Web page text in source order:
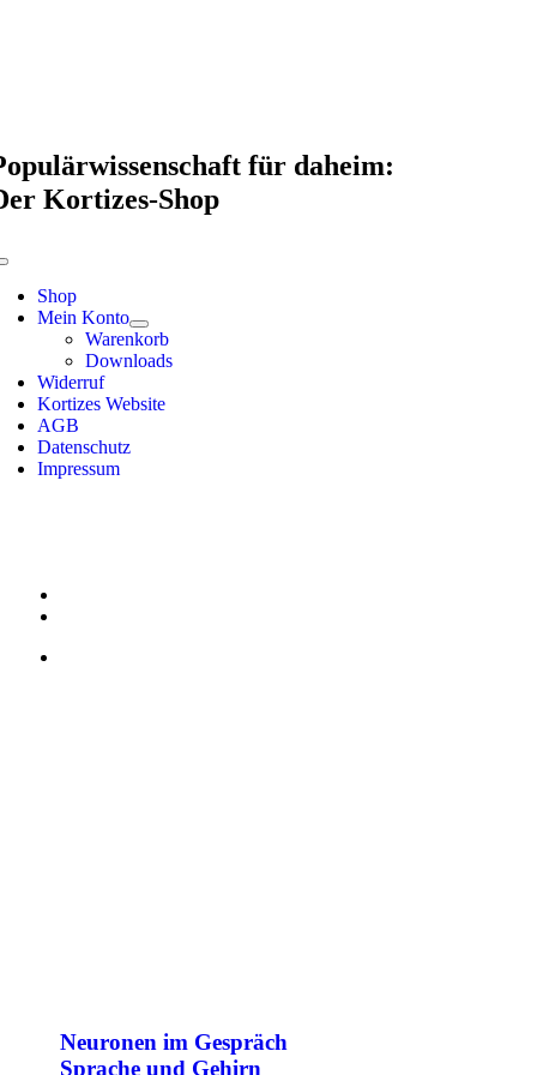
für daheim:
Kortizes-Shop
Shop
Mein Konto
Warenkorb
Downloads
Widerruf
Kortizes Website
AGB
Datenschutz
Impressum
Neuronen im Gespräch
Sprache und Gehirn